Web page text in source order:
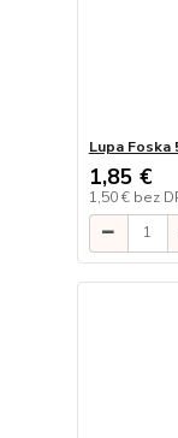
Lupa Foska
1,85 €
1,50 € bez